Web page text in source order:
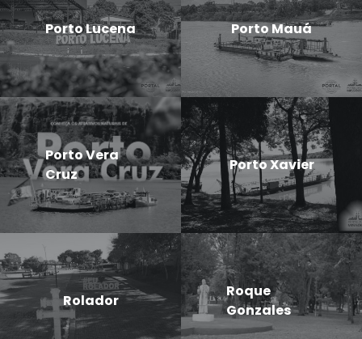
Porto Lucena Porto Mauá
Porto Vera
Cruz
Porto Xavier
Rolador
Roque
Gonzales